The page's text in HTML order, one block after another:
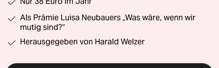
Als Prämie Luisa Neubauers „Was wäre, wenn wir
mutig sind?“
Herausgegeben von Harald Welzer